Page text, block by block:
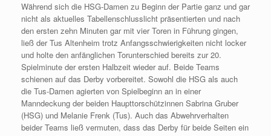
Während sich die HSG-Damen zu Beginn der Partie ganz und gar
nicht als aktuelles Tabellenschlusslicht präsentierten und nach
den ersten zehn Minuten gar mit vier Toren in Führung gingen,
ließ der Tus Altenheim trotz Anfangsschwierigkeiten nicht locker
und holte den anfänglichen Torunterschied bereits zur 20.
Spielminute der ersten Halbzeit wieder auf. Beide Teams
schienen auf das Derby vorbereitet. Sowohl die HSG als auch
die Tus-Damen agierten von Spielbeginn an in einer
Manndeckung der beiden Haupttorschützinnen Sabrina Gruber
(HSG) und Melanie Frenk (Tus). Auch das Abwehrverhalten
beider Teams ließ vermuten, dass das Derby für beide Seiten ein